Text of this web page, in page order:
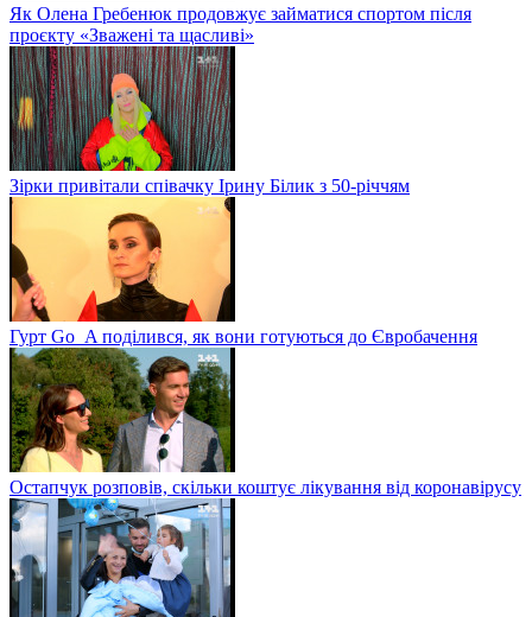
Як Олена Гребенюк продовжує займатися спортом після
проєкту «Зважені та щасливі»
Зірки привітали співачку Ірину Білик з 50-річчям
Гурт Go_A поділився, як вони готуються до Євробачення
Остапчук розповів, скільки коштує лікування від коронавірусу